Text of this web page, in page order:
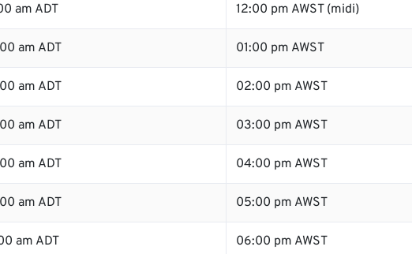
am ADT 12:00 pm AWST (midi)
am ADT 01:00 pm AWST
am ADT 02:00 pm AWST
am ADT 03:00 pm AWST
am ADT 04:00 pm AWST
am ADT 05:00 pm AWST
am ADT 06:00 pm AWST